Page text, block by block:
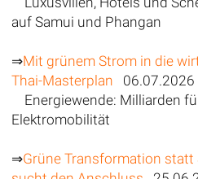
auf Samui und Phangan
⇒Mit grünem Strom in die
Thai-Masterplan 06.07.2026
Energiewende: Milliarden
Elektromobilität
⇒Grüne Transformation statt